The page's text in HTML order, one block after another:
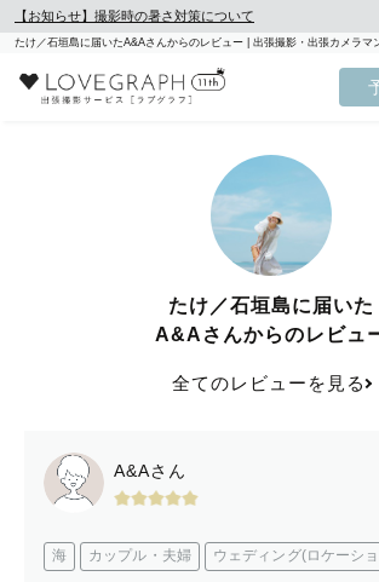
【お知らせ】撮影時の暑さ対策について
たけ／石垣島に届いたA&Aさんからのレビュー | 出張撮影・出張カメラマ
たけ／石垣島に届いた
A&Aさんからのレビュ
全てのレビューを見る
A&Aさん
海 カップル・夫婦 ウェディング(ロケーシ